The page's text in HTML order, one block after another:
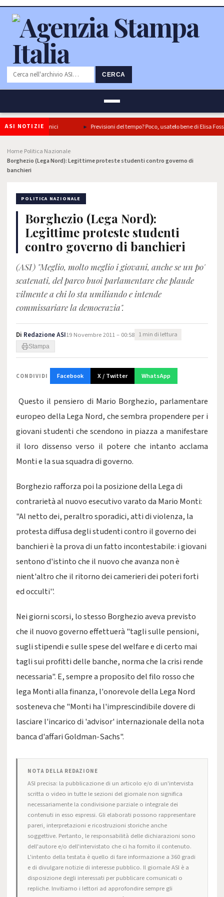
CERCA
ASI NOTIZIE
in tre piatti iconici Previsioni del tempo? Poco, usatelo bene di Elisa Fossati
Home Politica Nazionale
Borghezio (Lega Nord): Legittime proteste studenti contro governo di
banchieri
POLITICA NAZIONALE
Borghezio (Lega Nord):
Legittime proteste studenti
contro governo di banchieri
(ASI) "Meglio, molto meglio i giovani, anche se un po'
scatenati, del parco buoi parlamentare che plaude
vilmente a chi lo sta umiliando e intende
commissariare la democrazia".
Di Redazione ASI19 Novembre 2011 – 00:58 1 min di lettura
Stampa
CONDIVIDI Facebook X / Twitter WhatsApp
Questo il pensiero di Mario Borghezio, parlamentare
europeo della Lega Nord, che sembra propendere per i
giovani studenti che scendono in piazza a manifestare
il loro dissenso verso il potere che intanto acclama
Monti e la sua squadra di governo.
Borghezio rafforza poi la posizione della Lega di
contrarietà al nuovo esecutivo varato da Mario Monti:
"Al netto dei, peraltro sporadici, atti di violenza, la
protesta diffusa degli studenti contro il governo dei
banchieri è la prova di un fatto incontestabile: i giovani
sentono d'istinto che il nuovo che avanza non è
nient'altro che il ritorno dei camerieri dei poteri forti
ed occulti''.
Nei giorni scorsi, lo stesso Borghezio aveva previsto
che il nuovo governo effettuerà "tagli sulle pensioni,
sugli stipendi e sulle spese del welfare e di certo mai
tagli sui profitti delle banche, norma che la crisi rende
necessaria". E, sempre a proposito del filo rosso che
lega Monti alla finanza, l'onorevole della Lega Nord
sosteneva che "Monti ha l'imprescindibile dovere di
lasciare l'incarico di 'advisor' internazionale della nota
banca d'affari Goldman-Sachs".
NOTA DELLA REDAZIONE
ASI precisa: la pubblicazione di un articolo e/o di un'intervista
scritta o video in tutte le sezioni del giornale non significa
necessariamente la condivisione parziale o integrale dei
contenuti in esso espressi. Gli elaborati possono rappresentare
pareri, interpretazioni e ricostruzioni storiche anche
soggettive. Pertanto, le responsabilità delle dichiarazioni sono
dell'autore e/o dell'intervistato che ci ha fornito il contenuto.
L'intento della testata è quello di fare informazione a 360 gradi
e di divulgare notizie di interesse pubblico. Il giornale ASI è a
disposizione degli interessati per pubblicare comunicati o
repliche. Invitiamo i lettori ad approfondire sempre gli